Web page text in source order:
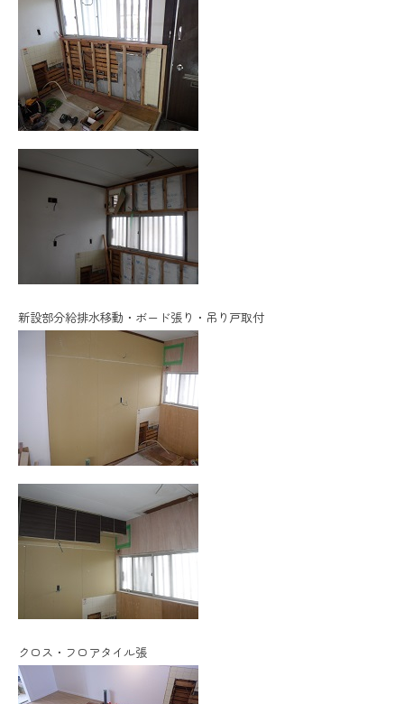
新設部分給排水移動・ボード張り・吊り戸取付
クロス・フロアタイル張